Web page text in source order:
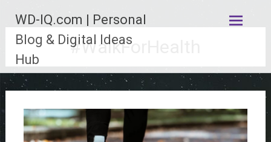
konten
WD-IQ.com | Personal
Blog & Digital Ideas
Hub
#WalkForHealth